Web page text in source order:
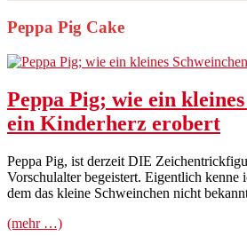
Peppa Pig Cake
Peppa Pig; wie ein
ein Kinderherz erobert
Peppa Pig, ist derzeit DIE
Vorschulalter begeistert. Eigentlich kenne
dem das kleine Schweinchen nicht
(mehr …)